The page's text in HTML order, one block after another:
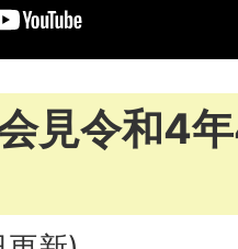
見令和4